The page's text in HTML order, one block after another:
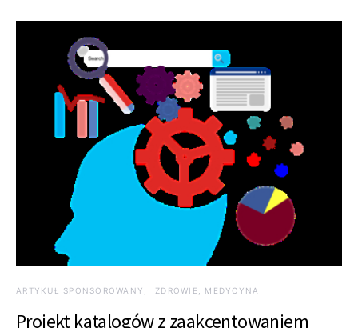
ARTYKUŁ SPONSOROWANY ZDROWIE, MEDYCYNA
Projekt katalogów z zaakcentowaniem